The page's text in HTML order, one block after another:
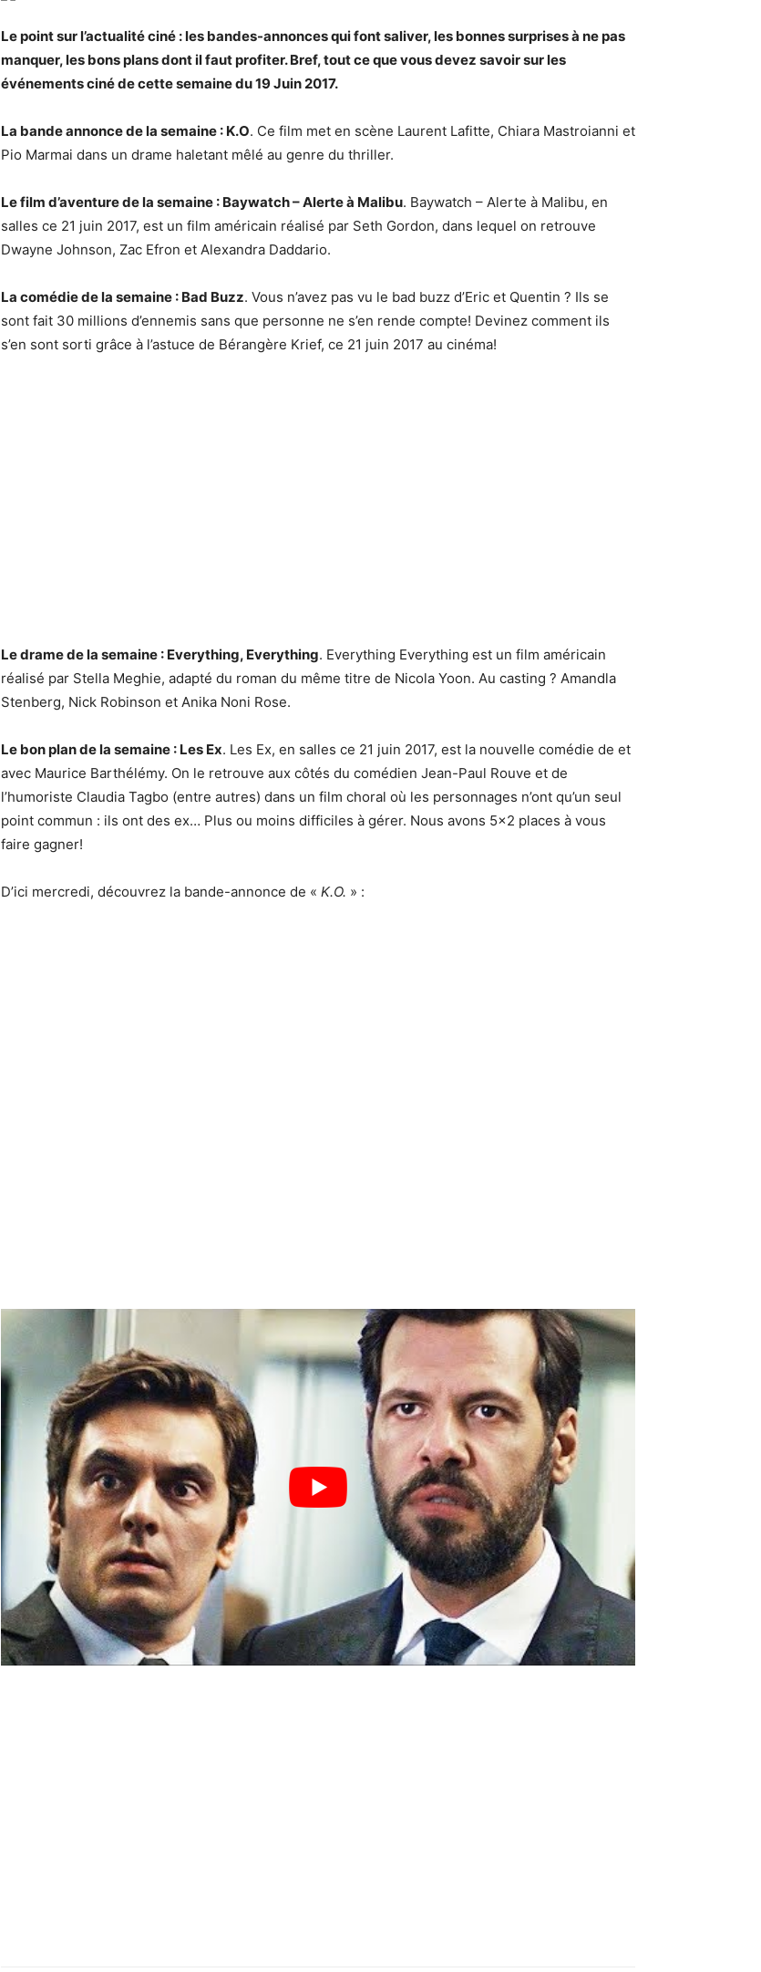
Le point sur l’actualité ciné : les bandes-annonces qui font saliver, les bonnes surprises à ne pas
manquer, les bons plans dont il faut profiter. Bref, tout ce que vous devez savoir sur les
événements ciné de cette semaine du 19 Juin 2017.
La bande annonce de la semaine : K.O. Ce film met en scène Laurent Lafitte, Chiara Mastroianni et
Pio Marmai dans un drame haletant mêlé au genre du thriller.
Le film d’aventure de la semaine : Baywatch – Alerte à Malibu. Baywatch – Alerte à Malibu, en
salles ce 21 juin 2017, est un film américain réalisé par Seth Gordon, dans lequel on retrouve
Dwayne Johnson, Zac Efron et Alexandra Daddario.
La comédie de la semaine : Bad Buzz. Vous n’avez pas vu le bad buzz d’Eric et Quentin ? Ils se
sont fait 30 millions d’ennemis sans que personne ne s’en rende compte! Devinez comment ils
s’en sont sorti grâce à l’astuce de Bérangère Krief, ce 21 juin 2017 au cinéma!
Le drame de la semaine : Everything, Everything. Everything Everything est un film américain
réalisé par Stella Meghie, adapté du roman du même titre de Nicola Yoon. Au casting ? Amandla
Stenberg, Nick Robinson et Anika Noni Rose.
Le bon plan de la semaine : Les Ex. Les Ex, en salles ce 21 juin 2017, est la nouvelle comédie de et
avec Maurice Barthélémy. On le retrouve aux côtés du comédien Jean-Paul Rouve et de
l’humoriste Claudia Tagbo (entre autres) dans un film choral où les personnages n’ont qu’un seul
point commun : ils ont des ex… Plus ou moins difficiles à gérer. Nous avons 5×2 places à vous
faire gagner!
D’ici mercredi, découvrez la bande-annonce de « K.O. » :